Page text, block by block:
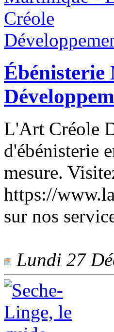
L'Art Créole
d'ébénisterie
mesure.
https://
sur nos
Lundi 27